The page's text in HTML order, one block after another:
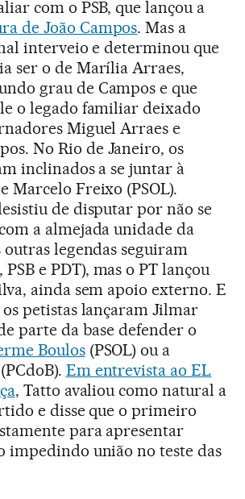
com o PSB, que lançou a
de João Campos. Mas a
interveio e determinou que
ser o de Marília Arraes,
grau de Campos e que
o legado familiar deixado
Miguel Arraes e
No Rio de Janeiro, os
inclinados a se juntar à
Marcelo Freixo (PSOL).
de disputar por não se
a almejada unidade da
legendas seguiram
e PDT), mas o PT lançou
ainda sem apoio externo. E
os petistas lançaram Jilmar
parte da base defender o
Boulos(PSOL) ou a
Em entrevista ao EL
, Tatto avaliou como natural a
e disse que o primeiro
para apresentar
impedindo união no teste das